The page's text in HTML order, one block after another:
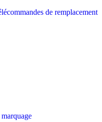
de remplacement